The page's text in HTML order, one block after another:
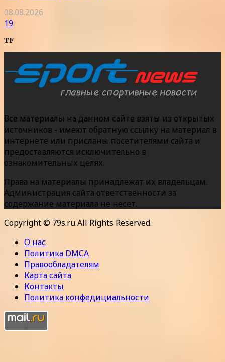
08.08.2026
19
TF
Все материалы на данном сайте взяты из открытых
источников - имеют обратную ссылку на материал в
интернете или присланы посетителями сайта и
предоставляются исключительно в
ознакомительных целях.
Права на материалы принадлежат их владельцам.
Администрация сайта ответственности за
содержание материала не несет.
Copyright © 79s.ru All Rights Reserved.
О нас
Политика DMCA
Правообладателям
Карта сайта
Контакты
Политика конфедициальности